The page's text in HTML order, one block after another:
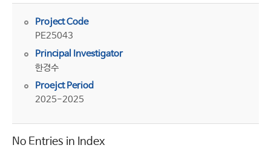
Project Code
PE25043
Principal Investigator
한경수
Proejct Period
2025-2025
No Entries in Index